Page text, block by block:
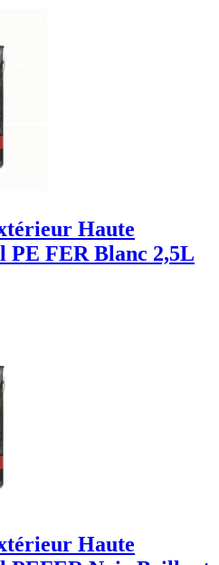
Haute
PE FER Blanc 2,5L
Haute